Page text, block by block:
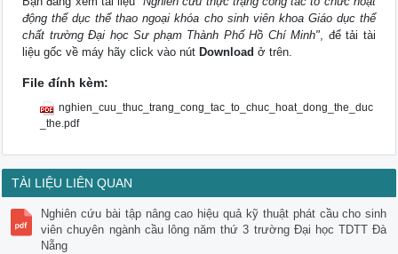
động thể dục thể thao ngoại khóa cho sinh viên khoa Giáo dục thể
chất trường Đại học Sư phạm Thành Phố Hồ Chí Minh", để tải tài
liệu gốc về máy hãy click vào nút Download ở trên.
File đính kèm:
nghien_cuu_thuc_trang_cong_tac_to_chuc_hoat_dong_the_duc
_the.pdf
TÀI LIỆU LIÊN QUAN
Nghiên cứu bài tập nâng cao hiệu quả kỹ thuật phát cầu cho sinh
viên chuyên ngành cầu lông năm thứ 3 trường Đại học TDTT Đà
Nẵng